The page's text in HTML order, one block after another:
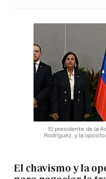
El presidente de la
Rodríguez, y la
El chavismo y la